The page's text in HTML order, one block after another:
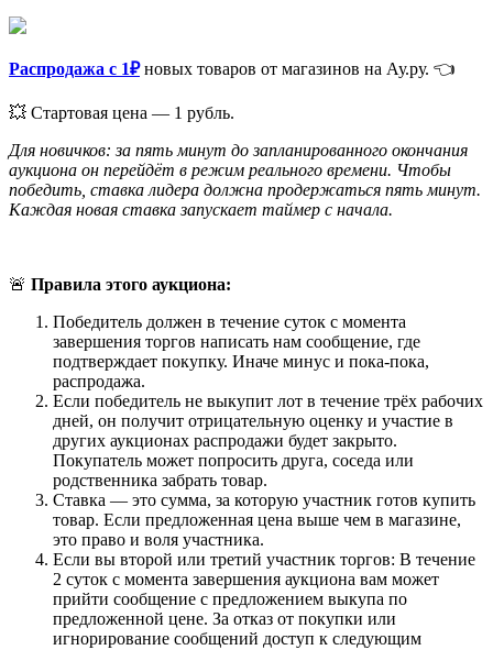
Распродажа с 1₽новых товаров от магазинов на Ау.ру. 👈
💥 Стартовая цена — 1 рубль.
Для новичков: за пять минут до запланированного окончания
аукциона он перейдёт в режим реального времени. Чтобы
победить, ставка лидера должна продержаться пять минут.
Каждая новая ставка запускает таймер с начала.
🚨 Правила этого аукциона:
Победитель должен в течение суток с момента
завершения торгов написать нам сообщение, где
подтверждает покупку. Иначе минус и пока-пока,
распродажа.
Если победитель не выкупит лот в течение трёх рабочих
дней, он получит отрицательную оценку и участие в
других аукционах распродажи будет закрыто.
Покупатель может попросить друга, соседа или
родственника забрать товар.
Ставка — это сумма, за которую участник готов купить
товар. Если предложенная цена выше чем в магазине,
это право и воля участника.
Если вы второй или третий участник торгов: В течение
2 суток с момента завершения аукциона вам может
прийти сообщение с предложением выкупа по
предложенной цене. За отказ от покупки или
игнорирование сообщений доступ к следующим